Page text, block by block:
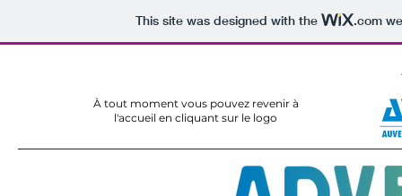
This site was designed with the .com
À tout moment vous pouvez revenir à
l'accueil en cliquant sur le logo